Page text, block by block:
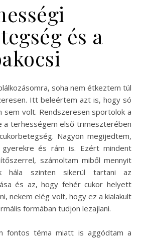
és a
soha nem étkeztem túl
Itt beleértem azt is, hogy só
volt. Rendszeresen sportolok a
a terhességem első trimeszterében
Nagyon megijedtem,
és rám is. Ezért mindent
számoltam miből mennyit
hála szinten sikerül tartani az
és az, hogy fehér cukor helyett
nekem elég volt, hogy ez a kialakult
formában tudjon lezajlani.
fontos téma miatt is aggódtam a